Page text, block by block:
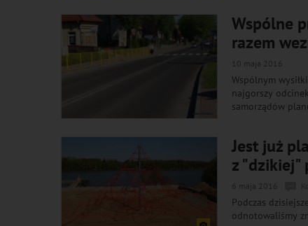
Wspólne
razem
10 maja 2016
Wspólnym
najgorszy
samorządów
Jest już
z "dzikiej"
6 maja 2016
Podczas
odnotowaliśmy